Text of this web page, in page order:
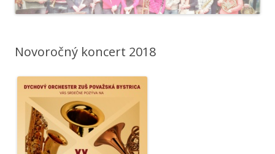
Novoročný koncert 2018